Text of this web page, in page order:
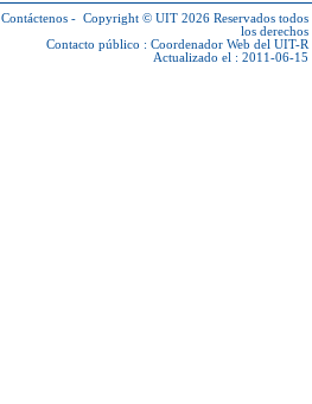
Contáctenos - Copyright © UIT 2026 Reservados todos
los derechos
Contacto público : Coordenador Web del UIT-R
Actualizado el : 2011-06-15